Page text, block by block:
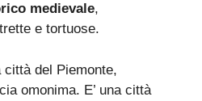
medievale,
e tortuose.
del Piemonte,
omonima. E’ una città